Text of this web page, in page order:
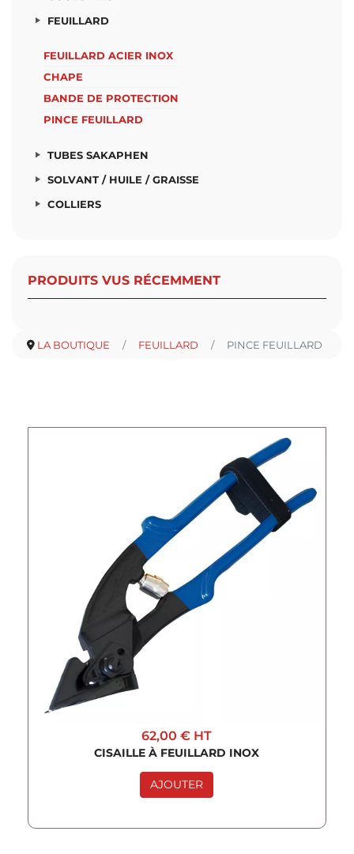
FEUILLARD
FEUILLARD ACIER INOX
CHAPE
BANDE DE PROTECTION
PINCE FEUILLARD
TUBES SAKAPHEN
SOLVANT / HUILE / GRAISSE
COLLIERS
PRODUITS VUS RÉCEMMENT
LA BOUTIQUE FEUILLARD PINCE FEUILLARD
62,00 € HT
CISAILLE À FEUILLARD INOX
AJOUTER